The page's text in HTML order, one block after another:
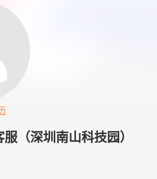
（深圳南山科技园）